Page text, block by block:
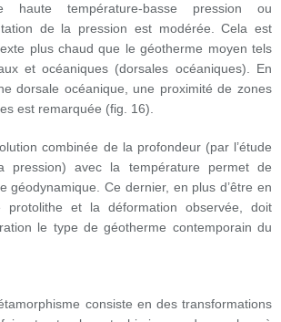
haute température-basse pression ou
de la pression est modérée. Cela est
plus chaud que le géotherme moyen tels
et océaniques (dorsales océaniques). En
dorsale océanique, une proximité de zones
est remarquée (fig. 16).
combinée de la profondeur (par l’étude
pression) avec la température permet de
géodynamique. Ce dernier, en plus d’être en
protolithe et la déformation observée, doit
le type de géotherme contemporain du
consiste en des transformations